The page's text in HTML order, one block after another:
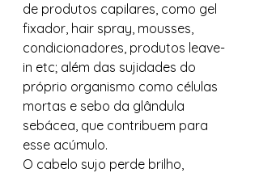
de produtos capilares, como gel
fixador, hair spray, mousses,
condicionadores, produtos leave-
in etc; além das sujidades do
próprio organismo como células
mortas e sebo da glândula
sebácea, que contribuem para
esse acúmulo.
O cabelo sujo perde brilho,